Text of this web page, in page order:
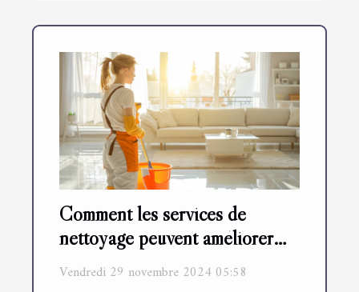
Comment les services de
nettoyage peuvent améliorer
votre quotidien
Vendredi 29 novembre 2024 05:58